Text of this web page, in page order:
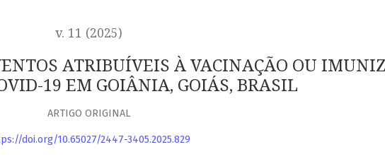
v. 11 (2025)
ATRIBUÍVEIS À VACINAÇÃO OU
19 EM GOIÂNIA, GOIÁS, BRASIL
ARTIGO ORIGINAL
doi.org/10.65027/2447-3405.2025.829